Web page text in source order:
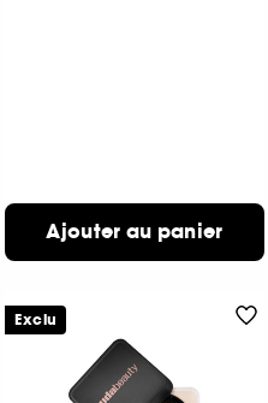
Ajouter au panier
Exclu